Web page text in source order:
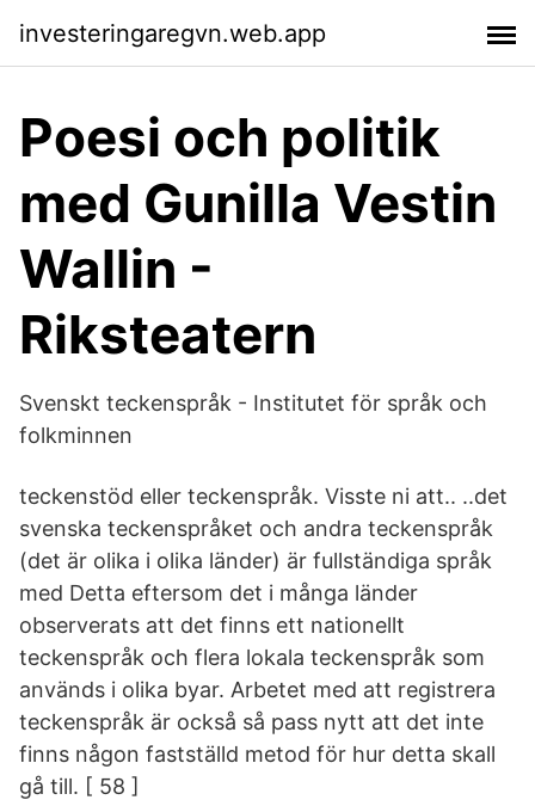
investeringaregvn.web.app
Poesi och politik
med Gunilla Vestin
Wallin -
Riksteatern
Svenskt teckenspråk - Institutet för språk och
folkminnen
teckenstöd eller teckenspråk. Visste ni att.. ..det
svenska teckenspråket och andra teckenspråk
(det är olika i olika länder) är fullständiga språk
med Detta eftersom det i många länder
observerats att det finns ett nationellt
teckenspråk och flera lokala teckenspråk som
används i olika byar. Arbetet med att registrera
teckenspråk är också så pass nytt att det inte
finns någon fastställd metod för hur detta skall
gå till. [ 58 ]